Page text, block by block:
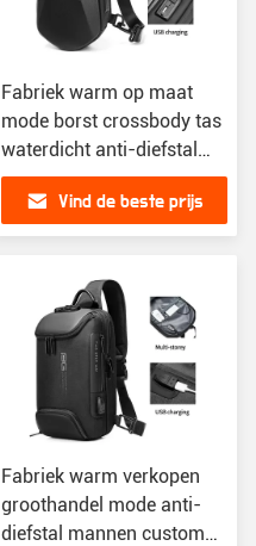
Fabriek warm op maat
mode borst crossbody tas
waterdicht anti-diefstal
schouder sling tas
mannen sling tas
Vind de beste prijs
Fabriek warm verkopen
groothandel mode anti-
diefstal mannen custom